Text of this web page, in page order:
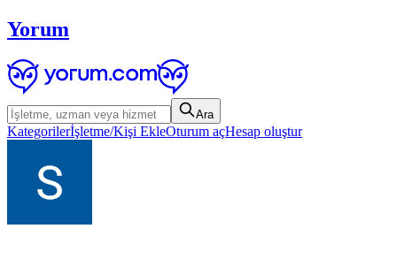
Yorum
Ara
Kategorilerİşletme/Kişi EkleOturum açHesap oluştur